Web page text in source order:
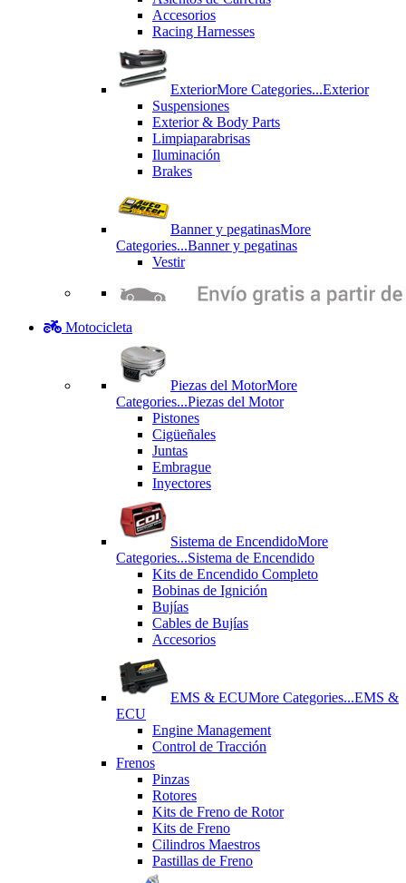
Accesorios
Racing Harnesses
ExteriorMore Categories...Exterior
Suspensiones
Exterior & Body Parts
Limpiaparabrisas
Iluminación
Brakes
Banner y pegatinasMore
Categories...Banner y pegatinas
Vestir
Motocicleta
Piezas del MotorMore
Categories...Piezas del Motor
Pistones
Cigüeñales
Juntas
Εmbrague
Inyectores
Sistema de EncendidoMore
Categories...Sistema de Encendido
Kits de Encendido Completo
Bobinas de Ignición
Bujías
Cables de Bujías
Accesorios
EMS & ECUMore Categories...EMS &
ECU
Engine Management
Control de Tracción
Frenos
Pinzas
Rotores
Kits de Freno de Rotor
Kits de Freno
Cilindros Maestros
Pastillas de Freno